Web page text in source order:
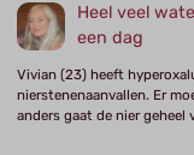
Heel veel
een dag
Vivian (23) heeft
nierstenenaanvallen. Er
anders gaat de nier geheel